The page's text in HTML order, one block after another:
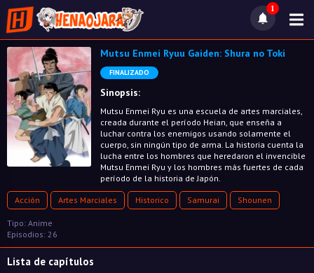
1
Mutsu Enmei Ryuu Gaiden: Shura no Toki
FINALIZADO
Sinopsis:
Mutsu Enmei Ryu es una escuela de artes marciales,
creada durante el período Heian, que enseña a
luchar contra los enemigos usando solamente el
cuerpo, sin ningún tipo de arma. La historia cuenta la
lucha entre los hombres que heredaron el invencible
Mutsu Enmei Ryu y los hombres más fuertes de cada
período de la historia de Japón.
Acción Artes Marciales Historico Samurai Shounen
Tipo: Anime
Episodios: 26
Lista de capítulos